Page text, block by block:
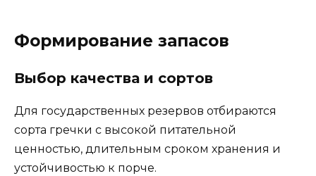
Формирование запасов
Выбор качества и сортов
Для государственных резервов отбираются
сорта гречки с высокой питательной
ценностью, длительным сроком хранения и
устойчивостью к порче.